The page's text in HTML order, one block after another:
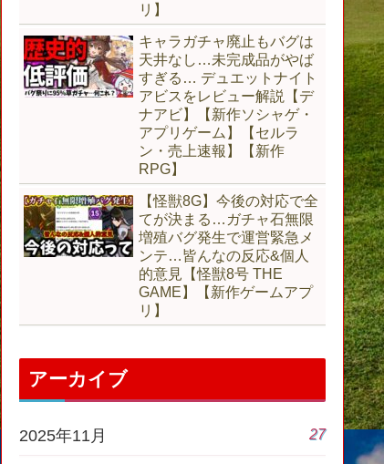
リ】
キャラガチャ廃止もバグは
天井なし…未完成品がやば
すぎる… デュエットナイト
アビスをレビュー解説【デ
ナアビ】【新作ソシャゲ・
アプリゲーム】【セルラ
ン・売上速報】【新作
RPG】
【怪獣8G】今後の対応で全
てが決まる…ガチャ石無限
増殖バグ発生で運営緊急メ
ンテ…皆んなの反応&個人
的意見【怪獣8号 THE
GAME】【新作ゲームアプ
リ】
アーカイブ
2025年11月 27